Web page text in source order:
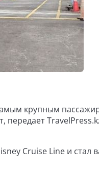
крупным
Cruise Line и стал